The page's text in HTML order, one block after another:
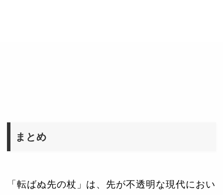
まとめ
「転ばぬ先の杖」は、先が不透明な現代におい